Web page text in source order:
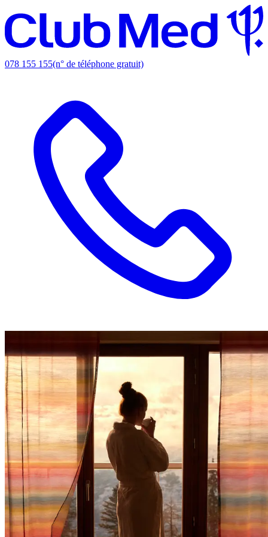
078 155 155(n° de téléphone gratuit)